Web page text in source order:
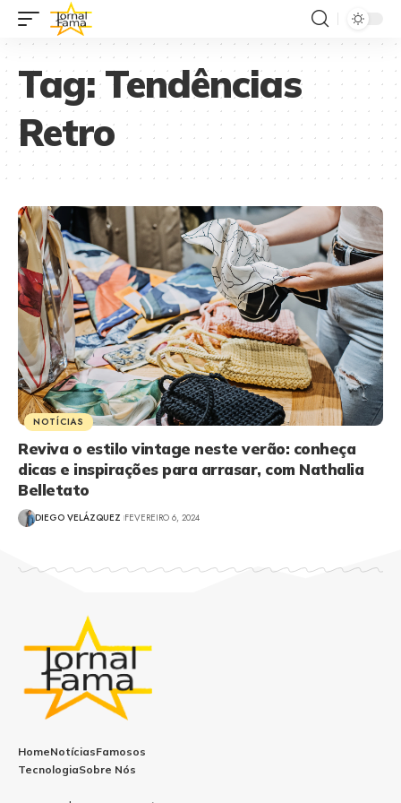
Tag:Tendências
Retro
NOTÍCIAS
Reviva o estilo vintage neste verão: conheça
dicas e inspirações para arrasar, com Nathalia
Belletato
DIEGO VELÁZQUEZ FEVEREIRO 6, 2024
HomeNotíciasFamosos
TecnologiaSobre Nós